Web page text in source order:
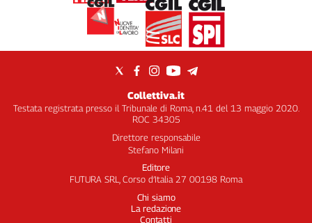
Collettiva.it
Testata registrata presso il Tribunale di Roma, n.41 del 13 maggio 2020.
ROC 34305
Direttore responsabile
Stefano Milani
Editore
FUTURA SRL, Corso d’Italia 27 00198 Roma
Chi siamo
La redazione
Contatti